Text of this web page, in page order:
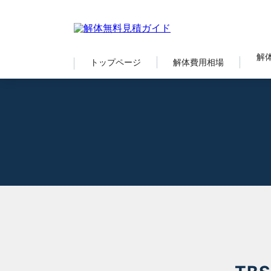
トップページ 解体費用相場
解